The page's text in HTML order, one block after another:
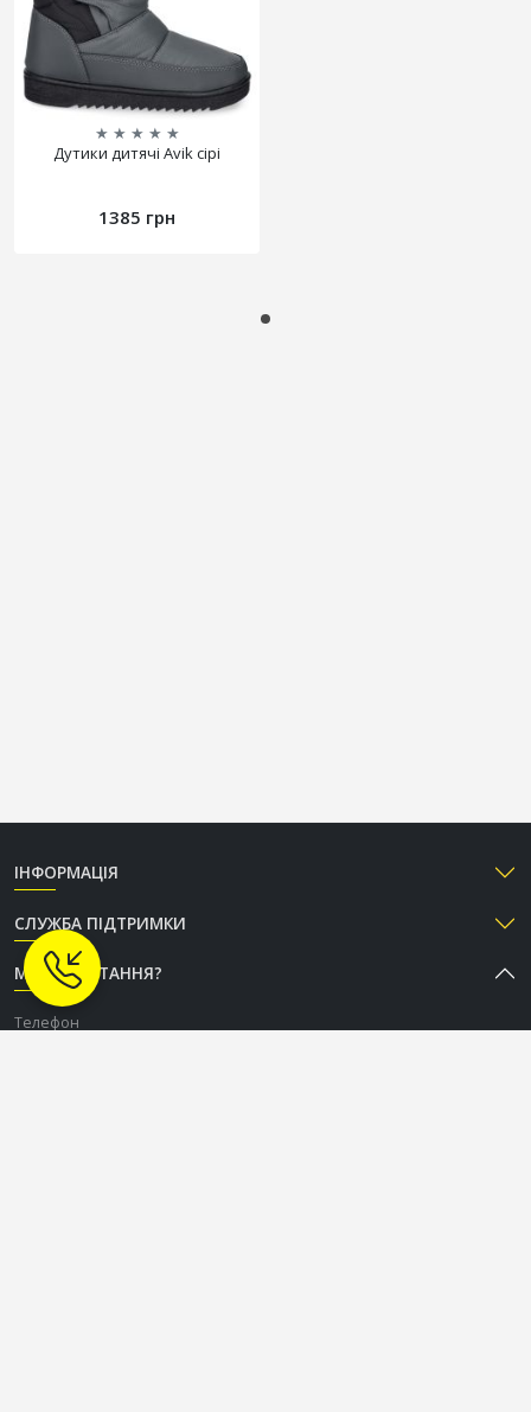
★ ★ ★ ★ ★
Дутики дитячі Avik сірі
1385 грн
ІНФОРМАЦІЯ
СЛУЖБА ПІДТРИМКИ
МАЄТЕ ПИТАННЯ?
Телефон